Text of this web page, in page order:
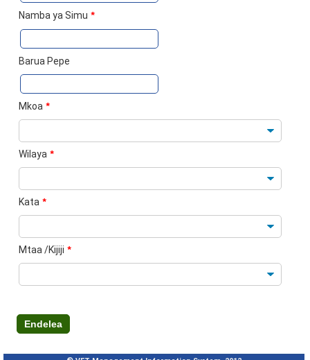
Namba ya Simu *
Barua Pepe
Mkoa *
Wilaya *
Kata *
Mtaa /Kijiji *